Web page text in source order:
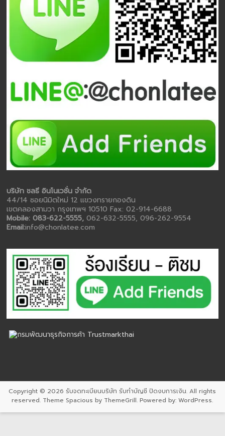
บริษัท ชลธี อินโนเวชั่น จำกัด
44/14 ซอยนิมิตใหม่ 12 แขวงทรายกองดิน
เขตคลองสามวา กรุงเทพฯ 10510 Fax: 02-914-6688
Mobile: 083-622-5555,062-632-5555, 096-262-9554
Email:info@chonlatee.com
Copyright © 2026 รับจดทะเบียนบริษัท รับทำบัญชี ปิดงบการเงิน. All rights
reserved. ThemeSpacious by ThemeGrill. Powered by:WordPress.